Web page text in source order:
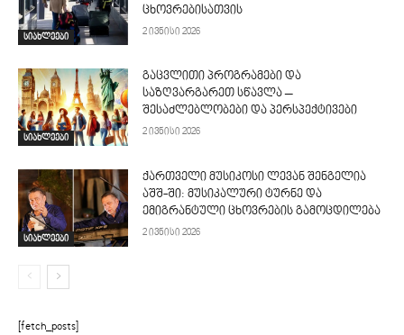
სიახლეები
ცხოვრებისათვის
2 ივნისი 2026
სიახლეები
გაცვლითი პროგრამები და
საზღვარგარეთ სწავლა –
შესაძლებლობები და პერსპექტივები
2 ივნისი 2026
სიახლეები
ქართველი მუსიკოსი ლევან შენგელია
აშშ-ში: მუსიკალური ტურნე და
ემიგრანტული ცხოვრების გამოცდილება
2 ივნისი 2026
[fetch_posts]